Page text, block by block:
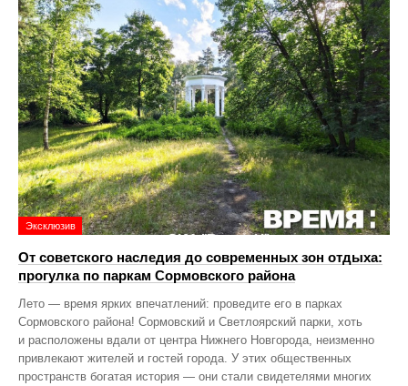
Эксклюзив
От советского наследия до современных зон отдыха:
прогулка по паркам Сормовского района
Лето — время ярких впечатлений: проведите его в парках
Сормовского района! Сормовский и Светлоярский парки, хоть
и расположены вдали от центра Нижнего Новгорода, неизменно
привлекают жителей и гостей города. У этих общественных
пространств богатая история — они стали свидетелями многих